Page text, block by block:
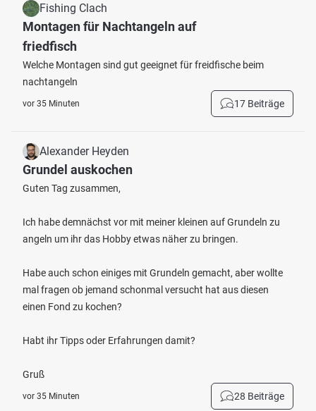
Fishing Clach
Montagen für Nachtangeln auf
friedfisch
Welche Montagen sind gut geeignet für freidfische beim
nachtangeln
vor 35 Minuten 17 Beiträge
Alexander Heyden
Grundel auskochen
Guten Tag zusammen,
Ich habe demnächst vor mit meiner kleinen auf Grundeln zu
angeln um ihr das Hobby etwas näher zu bringen.
Habe auch schon einiges mit Grundeln gemacht, aber wollte
mal fragen ob jemand schonmal versucht hat aus diesen
einen Fond zu kochen?
Habt ihr Tipps oder Erfahrungen damit?
Gruß
vor 35 Minuten 28 Beiträge